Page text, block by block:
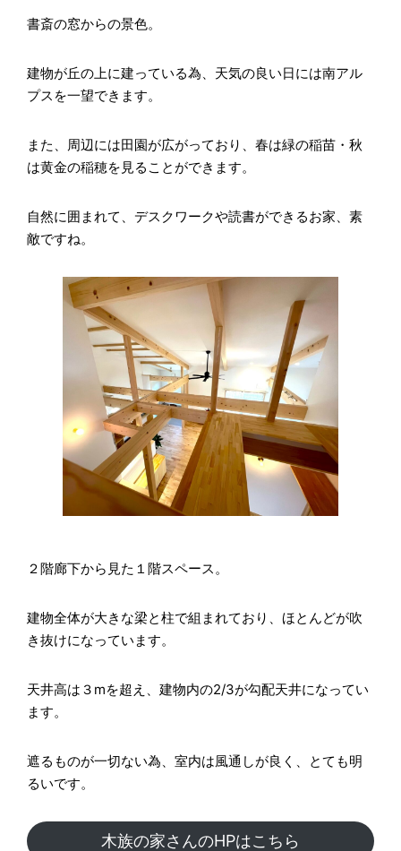
書斎の窓からの景色。
建物が丘の上に建っている為、天気の良い日には南アル
プスを一望できます。
また、周辺には田園が広がっており、春は緑の稲苗・秋
は黄金の稲穂を見ることができます。
自然に囲まれて、デスクワークや読書ができるお家、素
敵ですね。
２階廊下から見た１階スペース。
建物全体が大きな梁と柱で組まれており、ほとんどが吹
き抜けになっています。
天井高は３mを超え、建物内の2/3が勾配天井になってい
ます。
遮るものが一切ない為、室内は風通しが良く、とても明
るいです。
木族の家さんのHPはこちら